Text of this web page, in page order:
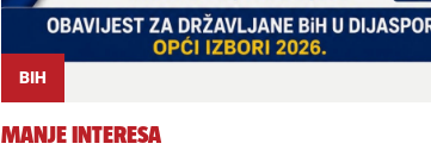
BIH
MANJE INTERESA